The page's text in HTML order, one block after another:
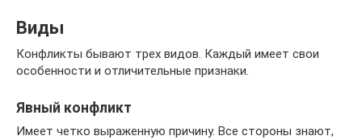
Виды
Конфликты бывают трех видов. Каждый имеет свои
особенности и отличительные признаки.
Явный конфликт
Имеет четко выраженную причину. Все стороны знают,